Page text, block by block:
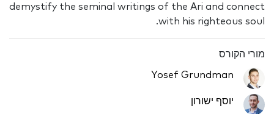
demystify the seminal writings of the Ari and connect
with his righteous soul.
מורי הקורס
Yosef Grundman
יוסף ישורון